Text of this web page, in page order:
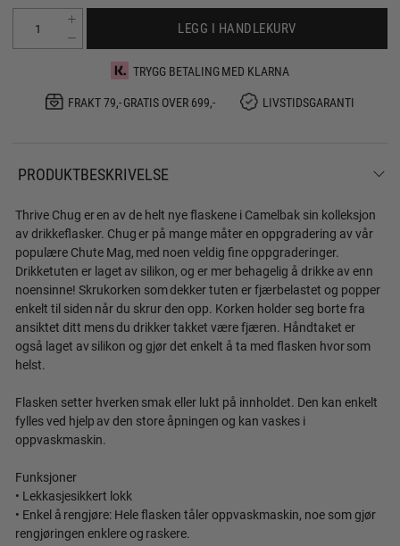
LEGG I HANDLEKURV
TRYGG BETALING MED KLARNA
FRAKT 79,- GRATIS OVER 699,-
LIVSTIDSGARANTI
PRODUKTBESKRIVELSE
Thrive Chug er en av de helt nye flaskene i Camelbak sin kolleksjon
av drikkeflasker. Chug er på mange måter en oppgradering av vår
populære Chute Mag, med noen veldig fine oppgraderinger.
Drikketuten er laget av silikon, og er mer behagelig å drikke av enn
noensinne! Skrukorken som dekker tuten er fjærbelastet og popper
enkelt til siden når du skrur den opp. Korken holder seg borte fra
ansiktet ditt mens du drikker takket være fjæren. Håndtaket er
også laget av silikon og gjør det enkelt å ta med flasken hvor som
helst.
Flasken setter hverken smak eller lukt på innholdet. Den kan enkelt
fylles ved hjelp av den store åpningen og kan vaskes i
oppvaskmaskin.
Funksjoner
• Lekkasjesikkert lokk
• Enkel å rengjøre: Hele flasken tåler oppvaskmaskin, noe som gjør
rengjøringen enklere og raskere.